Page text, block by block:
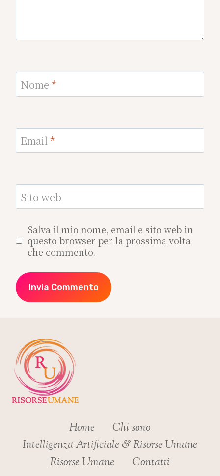
Nome *
Email*
Sito web
Salva il mio nome, email e sito web in
questo browser per la prossima volta
che commento.
Home
Chi sono
Intelligenza Artificiale & Risorse Umane
Risorse Umane
Contatti